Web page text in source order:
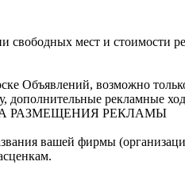
мест и стоимости
Объявлений, возможно
дополнительные рекламные
РАЗМЕЩЕНИЯ РЕКЛАМЫ
вашей фирмы